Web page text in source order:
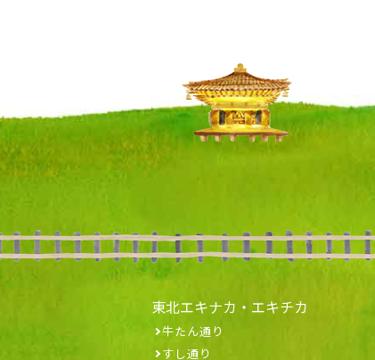
東北エキナカ・エキチカ
牛たん通り
すし通り